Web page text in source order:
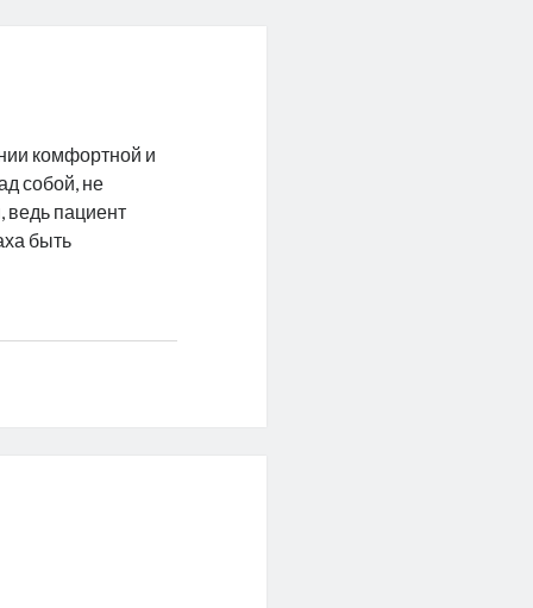
комфортной и
собой, не
ведь пациент
быть